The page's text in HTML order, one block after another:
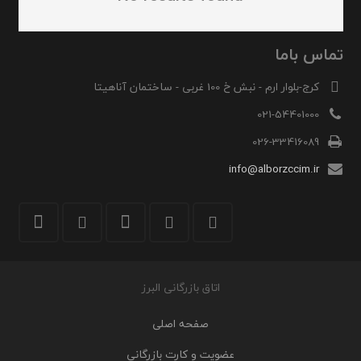
تماس باما
کرج-بلوار ارم - نبش خ 100 غربی - ساختمان آناهیتا
021-54401000
026-33416089
info@alborzccim.ir
اتاق بازرگانی البرز
صفحه اصلی
عضویت و کارت بازرگانی